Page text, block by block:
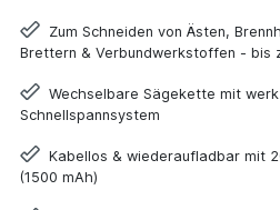
Zum Schneiden von Ästen,
Brettern & Verbundwerkstoffen - bis
Wechselbare Sägekette mit
Schnellspannsystem
Kabellos & wiederaufladbar mit
(1500 mAh)